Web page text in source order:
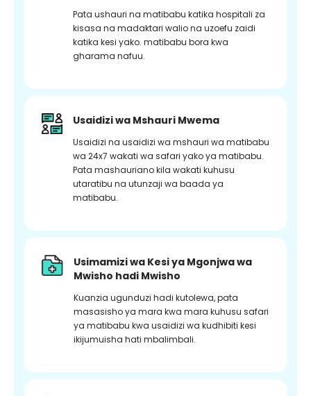
Pata ushauri na matibabu katika hospitali za
kisasa na madaktari walio na uzoefu zaidi
katika kesi yako. matibabu bora kwa
gharama nafuu.
Usaidizi wa Mshauri Mwema
Usaidizi na usaidizi wa mshauri wa matibabu
wa 24x7 wakati wa safari yako ya matibabu.
Pata mashauriano kila wakati kuhusu
utaratibu na utunzaji wa baada ya
matibabu.
Usimamizi wa Kesi ya Mgonjwa wa
Mwisho hadi Mwisho
Kuanzia ugunduzi hadi kutolewa, pata
masasisho ya mara kwa mara kuhusu safari
ya matibabu kwa usaidizi wa kudhibiti kesi
ikijumuisha hati mbalimbali.